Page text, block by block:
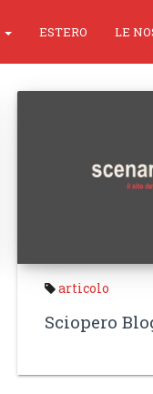
ESTERO LE
articolo
Sciopero